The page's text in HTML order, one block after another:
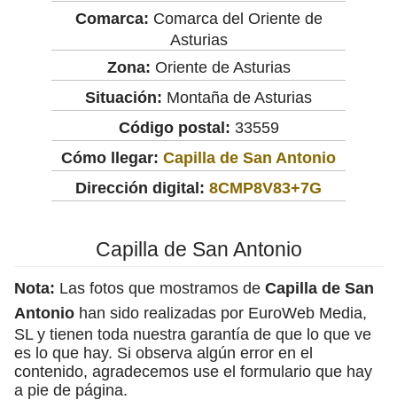
Comarca: Comarca del Oriente de
Asturias
Zona: Oriente de Asturias
Situación: Montaña de Asturias
Código postal: 33559
Cómo llegar: Capilla de San Antonio
Dirección digital: 8CMP8V83+7G
Capilla de San Antonio
Nota: Las fotos que mostramos de Capilla de San
Antonio han sido realizadas por EuroWeb Media,
SL y tienen toda nuestra garantía de que lo que ve
es lo que hay. Si observa algún error en el
contenido, agradecemos use el formulario que hay
a pie de página.